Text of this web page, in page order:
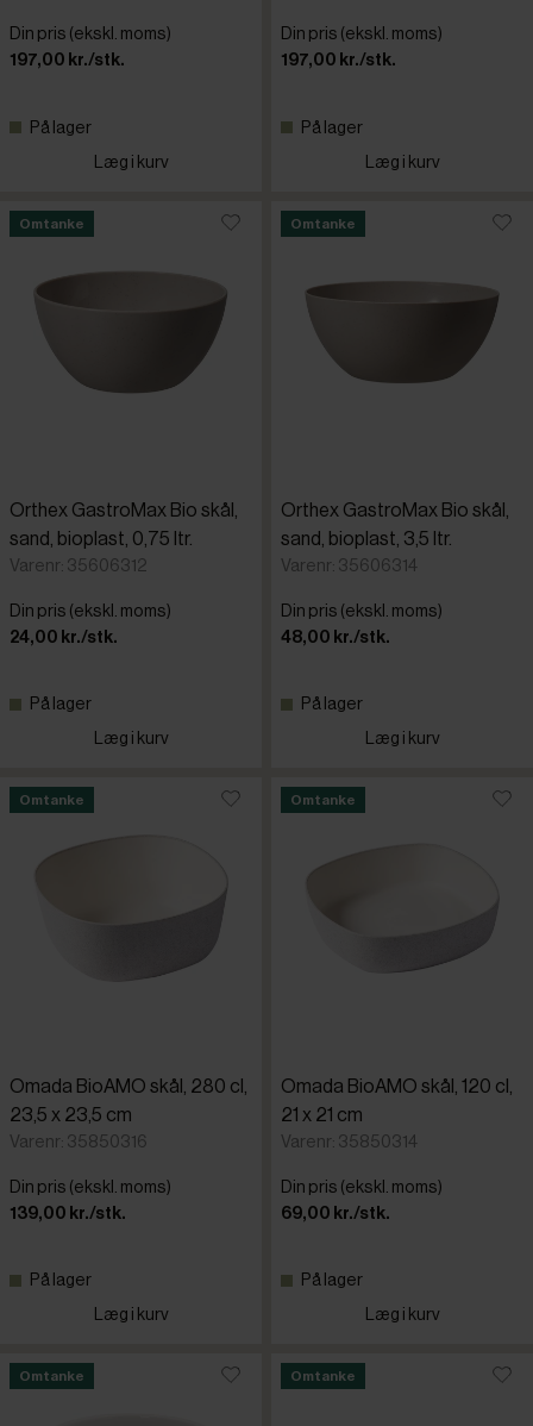
Din pris (ekskl. moms)
197,00 kr./stk.
På lager
Læg i kurv
Din pris (ekskl. moms)
197,00 kr./stk.
På lager
Læg i kurv
Omtanke
Orthex GastroMax Bio skål,
sand, bioplast, 0,75 ltr.
Varenr: 35606312
Din pris (ekskl. moms)
24,00 kr./stk.
På lager
Læg i kurv
Omtanke
Orthex GastroMax Bio skål,
sand, bioplast, 3,5 ltr.
Varenr: 35606314
Din pris (ekskl. moms)
48,00 kr./stk.
På lager
Læg i kurv
Omtanke
Omada BioAMO skål, 280 cl,
23,5 x 23,5 cm
Varenr: 35850316
Din pris (ekskl. moms)
139,00 kr./stk.
På lager
Læg i kurv
Omtanke
Omada BioAMO skål, 120 cl,
21 x 21 cm
Varenr: 35850314
Din pris (ekskl. moms)
69,00 kr./stk.
På lager
Læg i kurv
Omtanke Omtanke